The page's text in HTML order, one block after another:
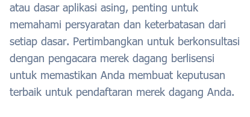
atau dasar aplikasi asing, penting untuk
memahami persyaratan dan keterbatasan dari
setiap dasar. Pertimbangkan untuk berkonsultasi
dengan pengacara merek dagang berlisensi
untuk memastikan Anda membuat keputusan
terbaik untuk pendaftaran merek dagang Anda.